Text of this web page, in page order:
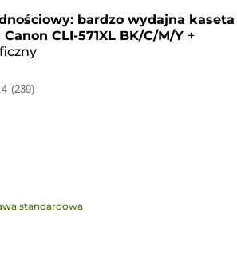
bardzo wydajna kaseta
CLI-571XL BK/C/M/Y +
(239)
standardowa